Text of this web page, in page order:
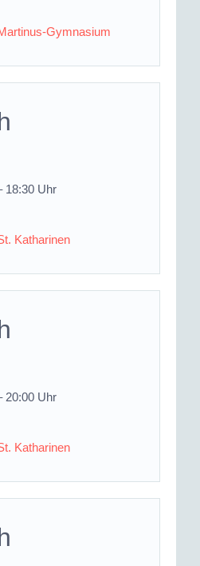
Gymnasium
18:30 Uhr
Katharinen
20:00 Uhr
Katharinen